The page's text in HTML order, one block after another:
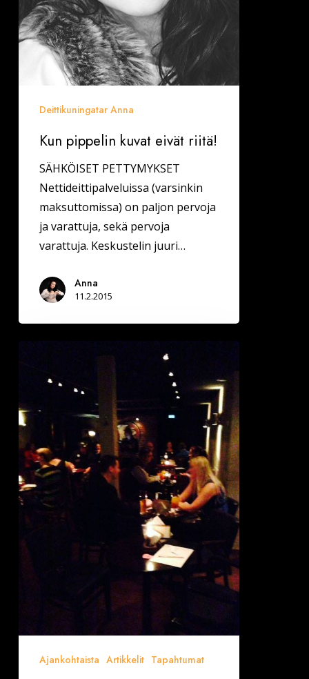
Deittikuningatar Anna
Kun pippelin kuvat eivät riitä!
SÄHKÖISET PETTYMYKSET
Nettideittipalveluissa (varsinkin
maksuttomissa) on paljon pervoja
ja varattuja, sekä pervoja
varattuja. Keskustelin juuri…
Anna
11.2.2015
originaali
speed
dating
lauantaina
7.2.
Ajankohtaista Artikkelit Tapahtumat